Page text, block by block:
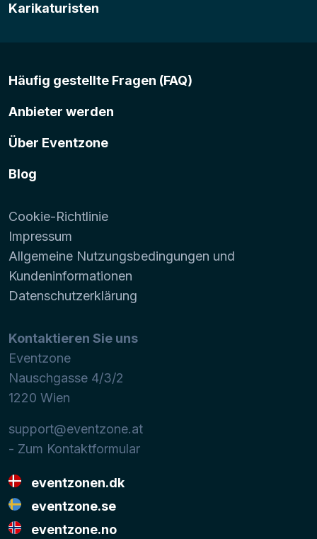
Karikaturisten
Häufig gestellte Fragen (FAQ)
Anbieter werden
Über Eventzone
Blog
Cookie-Richtlinie
Impressum
Allgemeine Nutzungsbedingungen und
Kundeninformationen
Datenschutzerklärung
Kontaktieren Sie uns
Eventzone
Nauschgasse 4/3/2
1220 Wien
support@eventzone.at
- Zum Kontaktformular
eventzonen.dk
eventzone.se
eventzone.no